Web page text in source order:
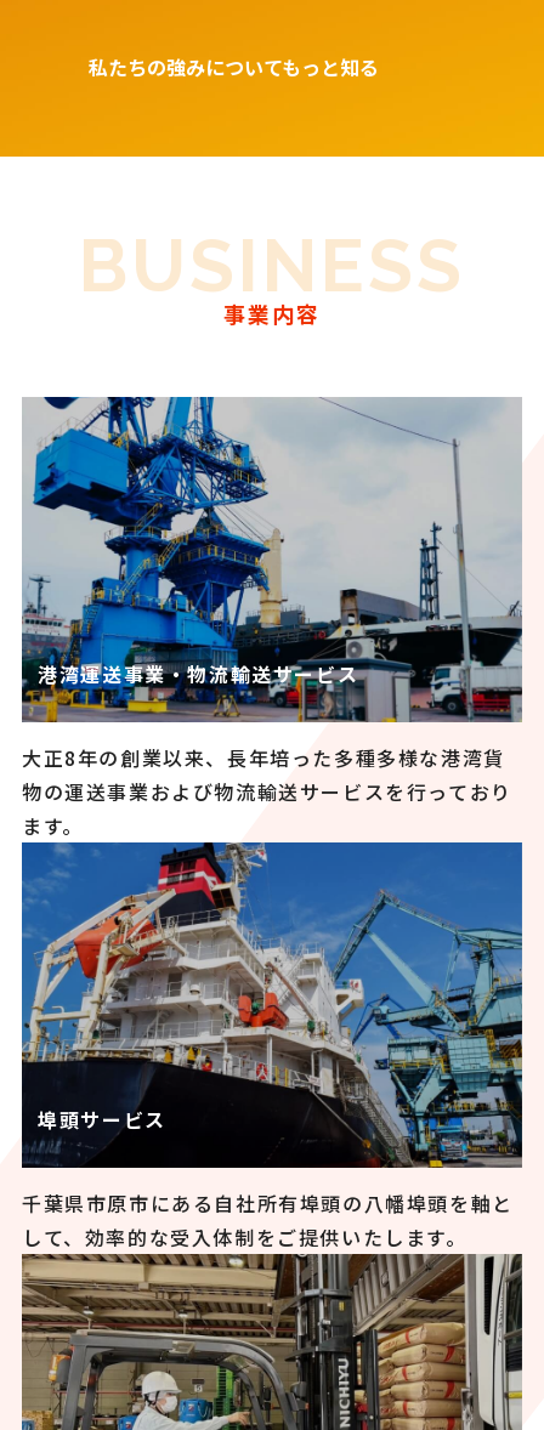
私たちの強みについてもっと知る
BUSINESS
事業内容
港湾運送事業・物流輸送サービス
大正8年の創業以来、長年培った多種多様な港湾貨
物の運送事業および物流輸送サービスを行っており
ます。
埠頭サービス
千葉県市原市にある自社所有埠頭の八幡埠頭を軸と
して、効率的な受入体制をご提供いたします。